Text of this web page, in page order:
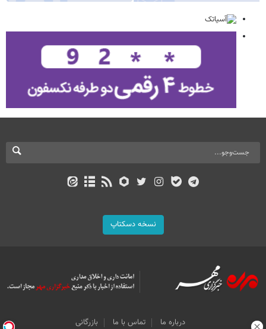
نسخه دسکتاپ
درباره ما تماس با ما بازرگانی